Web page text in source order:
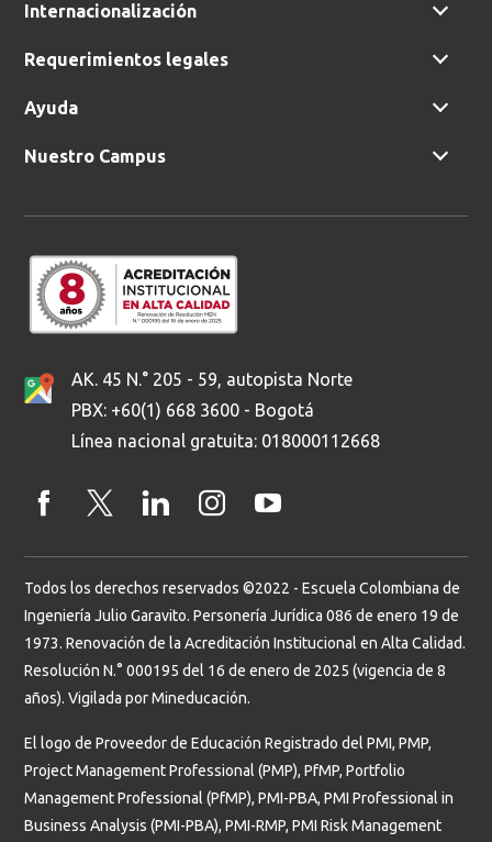
Internacionalización
Requerimientos legales
Ayuda
Nuestro Campus
AK. 45 N.° 205 - 59, autopista Norte
PBX: +60(1) 668 3600 - Bogotá
Línea nacional gratuita: 018000112668
Todos los derechos reservados ©2022 - Escuela Colombiana de
Ingeniería Julio Garavito. Personería Jurídica 086 de enero 19 de
1973. Renovación de la Acreditación Institucional en Alta Calidad.
Resolución N.° 000195 del 16 de enero de 2025 (vigencia de 8
años). Vigilada por Mineducación.
El logo de Proveedor de Educación Registrado del PMI, PMP,
Project Management Professional (PMP), PfMP, Portfolio
Management Professional (PfMP), PMI-PBA, PMI Professional in
Business Analysis (PMI-PBA), PMI-RMP, PMI Risk Management